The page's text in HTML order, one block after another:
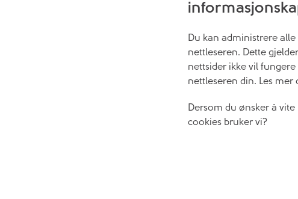
Du kan administrere
nettleseren. Dette
nettsider ikke vil
nettleseren din. Les
Dersom du ønsker å
cookies bruker vi?